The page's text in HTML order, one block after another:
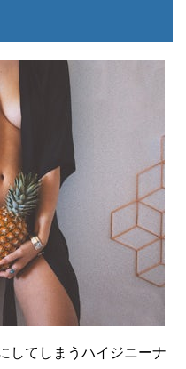
してしまうハイジニーナ